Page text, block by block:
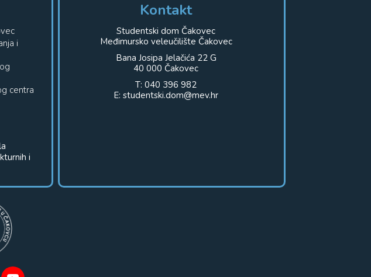
i
centra
i
Kontakt
Studentski dom Čakovec
Međimursko veleučilište Čakovec
Bana Josipa Jelačića 22 G
40 000 Čakovec
T: 040 396 982
E: studentski.dom@mev.hr